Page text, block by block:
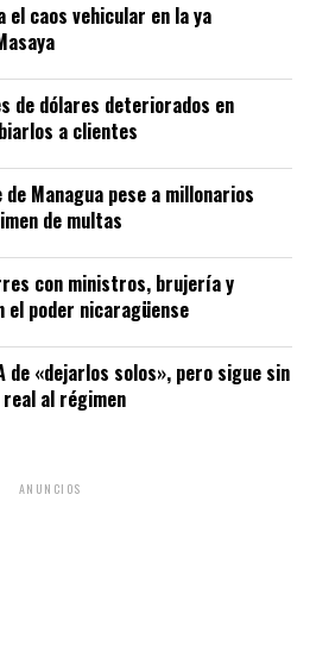
el caos vehicular en la ya
de dólares deteriorados en
a clientes
Managua pese a millonarios
de multas
con ministros, brujería y
poder nicaragüense
de «dejarlos solos», pero sigue sin
al régimen
ANUNCIOS